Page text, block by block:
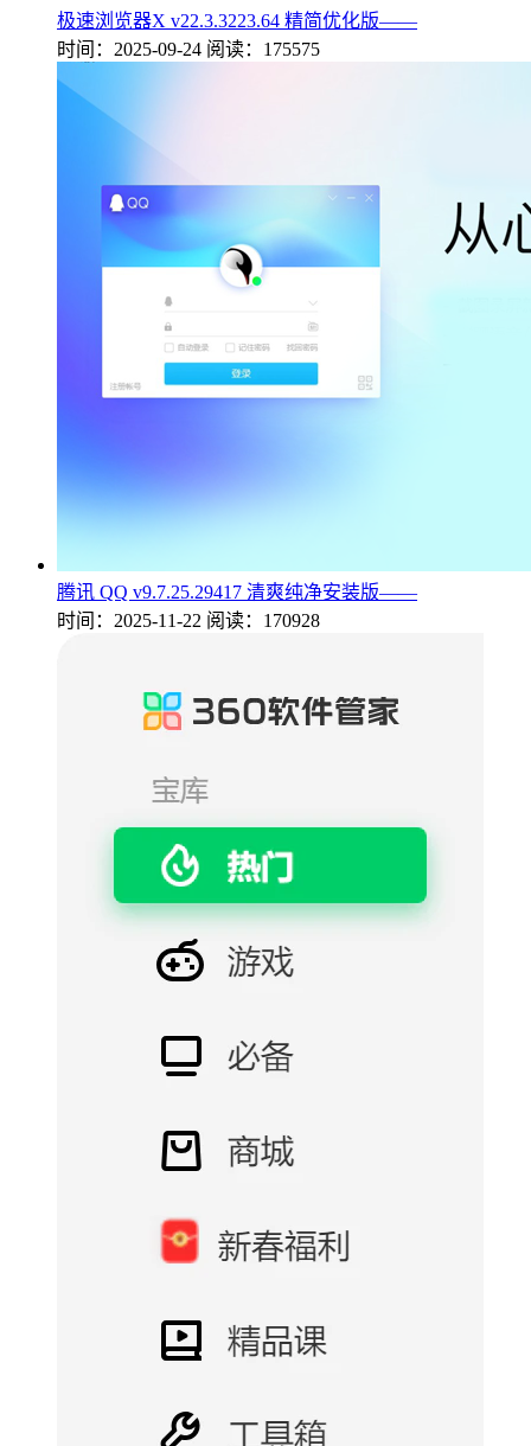
极速浏览器X v22.3.3223.64 精简优化版——
时间：2025-09-24 阅读：175575
腾讯 QQ v9.7.25.29417 清爽纯净安装版——
时间：2025-11-22 阅读：170928